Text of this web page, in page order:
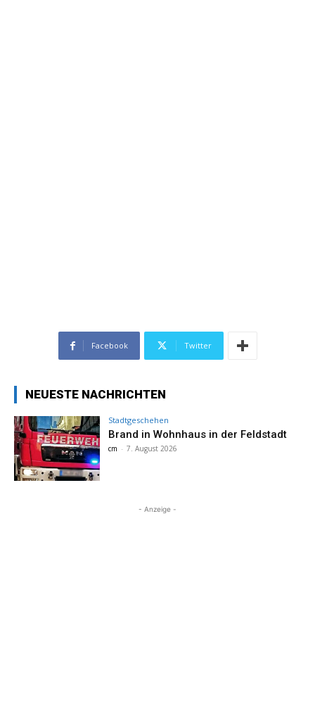
Facebook Twitter
NEUESTE NACHRICHTEN
Stadtgeschehen
Brand in Wohnhaus in der Feldstadt
cm - 7. August 2026
- Anzeige -